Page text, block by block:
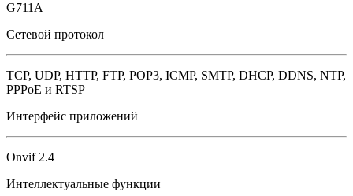
G711A
Сетевой протокол
TCP, UDP, HTTP, FTP, POP3, ICMP, SMTP, DHCP, DDNS, NTP,
РРРоЕ и RTSP
Интерфейс приложений
Onvif 2.4
Интеллектуальные функции